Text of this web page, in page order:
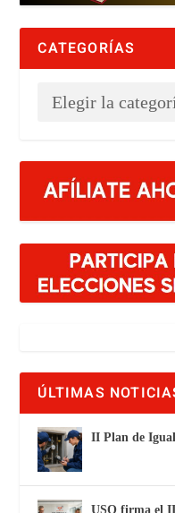
CATEGORÍAS
ÚLTIMAS
II Plan de
USO firma el